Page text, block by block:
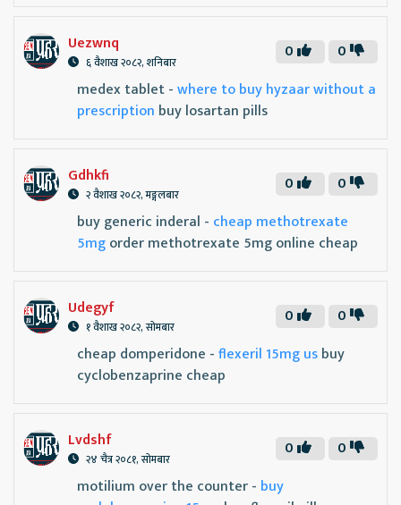
Uezwnq
६ वैशाख २०८२, शनिबार 0
0
medex tablet -where to buy hyzaar without a
prescription buy losartan pills
Gdhkfi
२ वैशाख २०८२, मङ्गलबार 0
0
buy generic inderal - cheap methotrexate
5mgorder methotrexate 5mg online cheap
Udegyf
१ वैशाख २०८२, सोमबार 0
0
cheap domperidone -flexeril 15mg usbuy
cyclobenzaprine cheap
Lvdshf
२४ चैत्र २०८१, सोमबार 0
0
motilium over the counter - buy